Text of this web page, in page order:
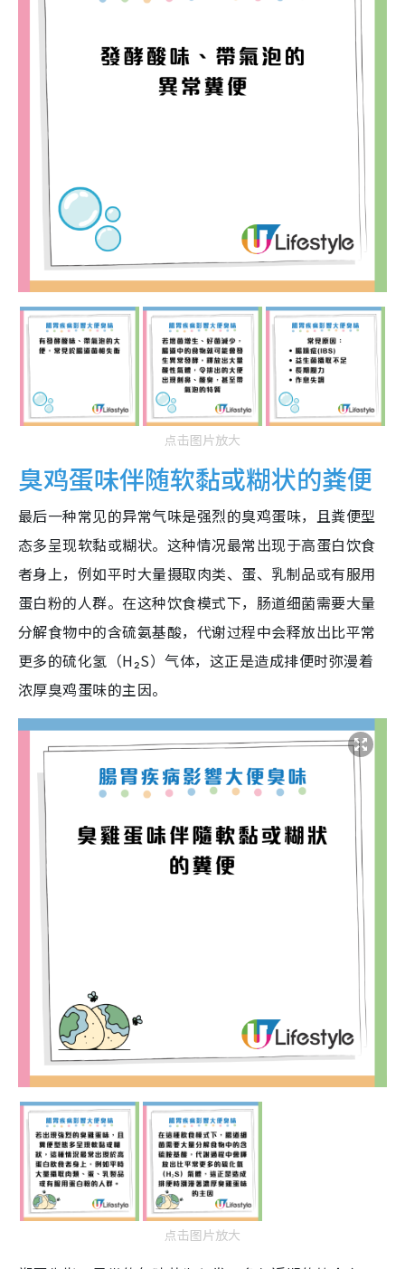
点击图片放大
臭鸡蛋味伴随软黏或糊状的粪便
最后一种常见的异常气味是强烈的臭鸡蛋味，且粪便型
态多呈现软黏或糊状。这种情况最常出现于高蛋白饮食
者身上，例如平时大量摄取肉类、蛋、乳制品或有服用
蛋白粉的人群。在这种饮食模式下，肠道细菌需要大量
分解食物中的含硫氨基酸，代谢过程中会释放出比平常
更多的硫化氢（H₂S）气体，这正是造成排便时弥漫着
浓厚臭鸡蛋味的主因。
点击图片放大